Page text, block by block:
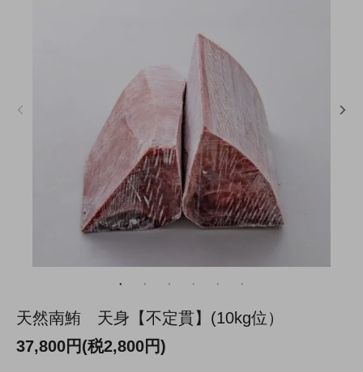
天然南鮪 天身【不定貫】(10kg位）
37,800円(税2,800円)